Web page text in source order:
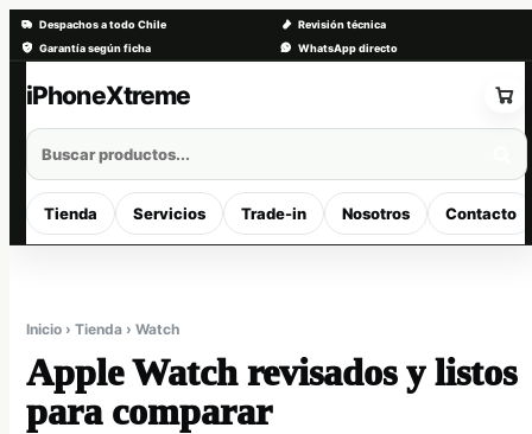
Despachos a todo Chile
Revisión técnica
Garantía según ficha
WhatsApp directo
contenido
Tienda Servicios Trade-in Nosotros Contacto
Inicio › Tienda › Watch
Apple Watch revisados y listos
para comparar